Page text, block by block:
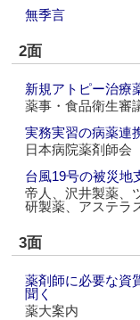
無季言
2面
新規アトピー治療
薬事・食品衛生審
実務実習の病薬連
日本病院薬剤師会
台風19号の被災地
帝人、沢井製薬、
研製薬、アステラ
3面
薬剤師に必要な資
聞く
薬大案内